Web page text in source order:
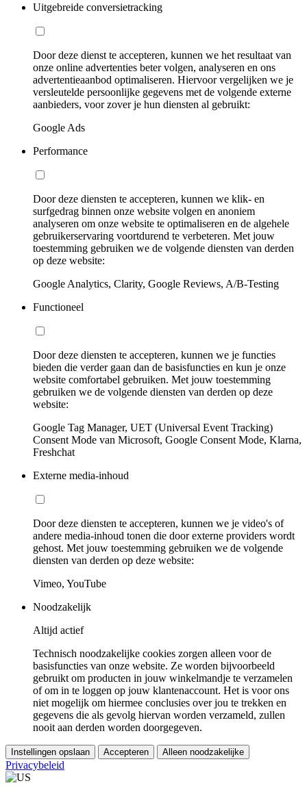
Uitgebreide conversietracking
Door deze dienst te accepteren, kunnen we het resultaat van
onze online advertenties beter volgen, analyseren en ons
advertentieaanbod optimaliseren. Hiervoor vergelijken we je
versleutelde persoonlijke gegevens met de volgende externe
aanbieders, voor zover je hun diensten al gebruikt:
Google Ads
Performance
Door deze diensten te accepteren, kunnen we klik- en
surfgedrag binnen onze website volgen en anoniem
analyseren om onze website te optimaliseren en de algehele
gebruikerservaring voortdurend te verbeteren. Met jouw
toestemming gebruiken we de volgende diensten van derden
op deze website:
Google Analytics, Clarity, Google Reviews, A/B-Testing
Functioneel
Door deze diensten te accepteren, kunnen we je functies
bieden die verder gaan dan de basisfuncties en kun je onze
website comfortabel gebruiken. Met jouw toestemming
gebruiken we de volgende diensten van derden op deze
website:
Google Tag Manager, UET (Universal Event Tracking)
Consent Mode van Microsoft, Google Consent Mode, Klarna,
Freshchat
Externe media-inhoud
Door deze diensten te accepteren, kunnen we je video's of
andere media-inhoud tonen die door externe providers wordt
gehost. Met jouw toestemming gebruiken we de volgende
diensten van derden op deze website:
Vimeo, YouTube
Noodzakelijk
Altijd actief
Technisch noodzakelijke cookies zorgen alleen voor de
basisfuncties van onze website. Ze worden bijvoorbeeld
gebruikt om producten in jouw winkelmandje te verzamelen
of om in te loggen op jouw klantenaccount. Het is voor ons
niet mogelijk om hiermee conclusies over jou te trekken en
gegevens die als gevolg hiervan worden verzameld, zullen
nooit aan derden worden doorgegeven.
Instellingen opslaan Accepteren Alleen noodzakelijke
Privacybeleid